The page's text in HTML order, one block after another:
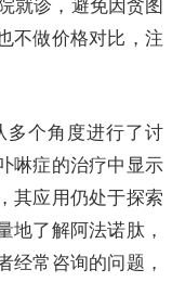
就诊，避免因贪图
不做价格对比，注
多个角度进行了讨
啉症的治疗中显示
其应用仍处于探索
地了解阿法诺肽，
经常咨询的问题，